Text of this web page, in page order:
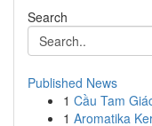
Search
Published News
1 Cầu Tam
1 Aromatika